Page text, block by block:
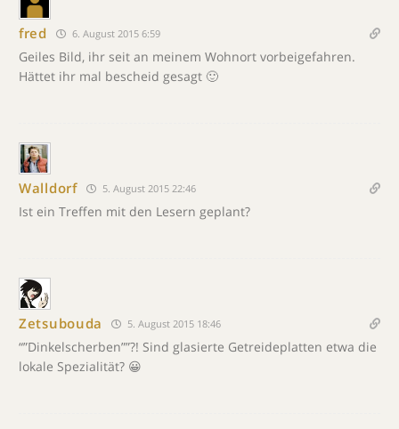
fred 6. August 2015 6:59
Geiles Bild, ihr seit an meinem Wohnort vorbeigefahren.
Hättet ihr mal bescheid gesagt 🙂
Walldorf 5. August 2015 22:46
Ist ein Treffen mit den Lesern geplant?
Zetsubouda 5. August 2015 18:46
“”Dinkelscherben””?! Sind glasierte Getreideplatten etwa die
lokale Spezialität? 😀